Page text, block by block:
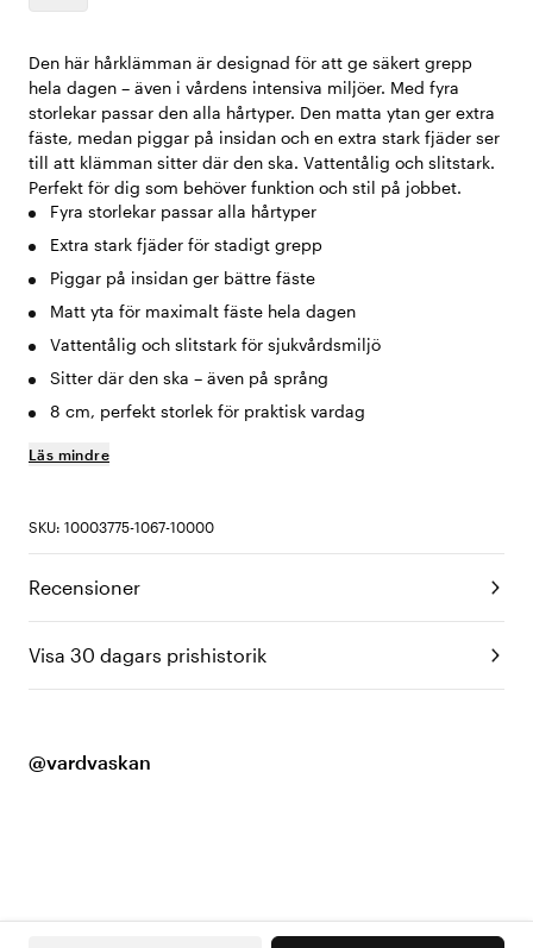
Den här hårklämman är designad för att ge säkert grepp
hela dagen – även i vårdens intensiva miljöer. Med fyra
storlekar passar den alla hårtyper. Den matta ytan ger extra
fäste, medan piggar på insidan och en extra stark fjäder ser
till att klämman sitter där den ska. Vattentålig och slitstark.
Perfekt för dig som behöver funktion och stil på jobbet.
Fyra storlekar passar alla hårtyper
Extra stark fjäder för stadigt grepp
Piggar på insidan ger bättre fäste
Matt yta för maximalt fäste hela dagen
Vattentålig och slitstark för sjukvårdsmiljö
Sitter där den ska – även på språng
8 cm, perfekt storlek för praktisk vardag
Läs mindre
SKU: 10003775-1067-10000
Recensioner
Visa 30 dagars prishistorik
@vardvaskan